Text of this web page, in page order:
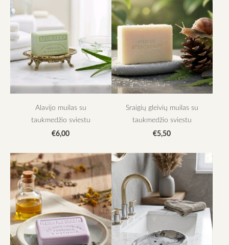
Alavijo muilas su
taukmedžio sviestu
€6,00
Sraigių gleivių muilas su
taukmedžio sviestu
€5,50